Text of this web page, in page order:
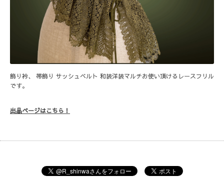
飾り衿、 帯飾り サッシュベルト 和装洋装マルチお使い頂けるレースフリル
です。
出品ページはこちら！